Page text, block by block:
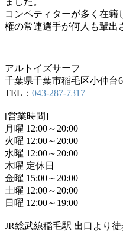
コンペティターが多く在
権の常連選手が何人も輩出
アルトイズサーフ
千葉県千葉市稲毛区小仲台
TEL： 043-287-7317
[営業時間]
月曜 12:00～20:00
火曜 12:00～20:00
水曜 12:00～20:00
木曜 定休日
金曜 15:00～20:00
土曜 12:00～20:00
日曜 12:00～19:00
JR総武線稲毛駅 出口より徒